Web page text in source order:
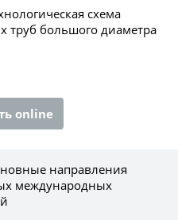
схема
труб большого диаметра
online
направления
международных